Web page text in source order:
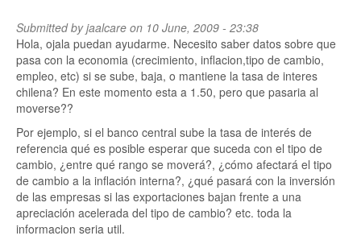
Submitted byjaalcare on 10 June, 2009 - 23:38
Hola, ojala puedan ayudarme. Necesito saber datos sobre que
pasa con la economia (crecimiento, inflacion,tipo de cambio,
empleo, etc) si se sube, baja, o mantiene la tasa de interes
chilena? En este momento esta a 1.50, pero que pasaria al
moverse??
Por ejemplo, si el banco central sube la tasa de interés de
referencia qué es posible esperar que suceda con el tipo de
cambio, ¿entre qué rango se moverá?, ¿cómo afectará el tipo
de cambio a la inflación interna?, ¿qué pasará con la inversión
de las empresas si las exportaciones bajan frente a una
apreciación acelerada del tipo de cambio? etc. toda la
informacion seria util.